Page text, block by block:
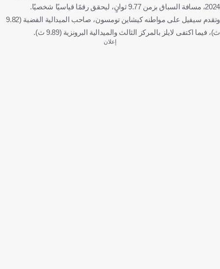
2024، مسافة السباق بزمن 9.77 ثوانٍ، ليحقق رقمًا قياسيًا شخصيًا.
وتقدم سيفيل على مواطنه كيشاين تومسون، صاحب الميدالية الفضية (9.82
ث)، فيما اكتفى لايلز بالمركز الثالث والميدالية البرونزية (9.89 ث).
إعلان